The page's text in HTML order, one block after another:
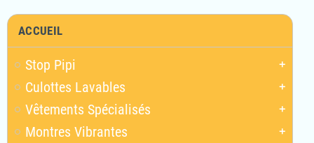
ACCUEIL
Stop Pipi add
Culottes Lavables add
Vêtements Spécialisés add
Montres Vibrantes add